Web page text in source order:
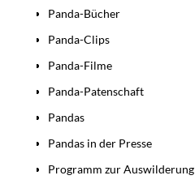
Panda-Bücher
Panda-Clips
Panda-Filme
Panda-Patenschaft
Pandas
Pandas in der Presse
Programm zur Auswilderung